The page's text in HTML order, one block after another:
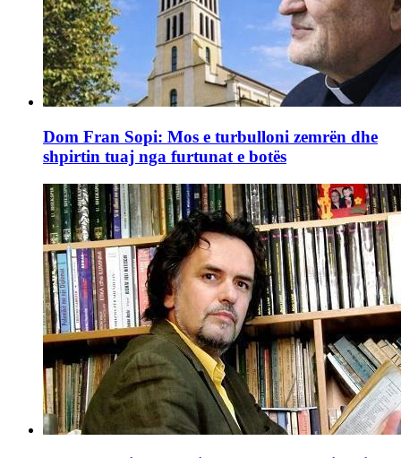
Dom Fran Sopi: Mos e turbulloni zemrën dhe
shpirtin tuaj nga furtunat e botës